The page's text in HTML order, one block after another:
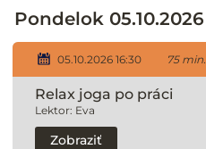
Pondelok 05.10.2026
05.10.2026 16:30 75 min.
Relax joga po práci
Lektor: Eva
Zobraziť